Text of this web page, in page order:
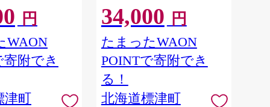
円
WAON
寄附でき
津町
34,000 円
たまったWAON
POINTで寄附でき
る！
北海道標津町